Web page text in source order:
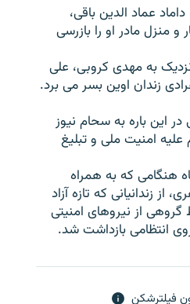
عماد الدين باقی،
منزل مادر او را بازرسی
به مهدی کروبی، علی
زندان اوين بسر می برد.
اين باره به سحام نيوز
امنيت ملی و تبليغ
هنگامی که به همراه
زندانيانی که تازه آزاد
از نيروهای امنيتی
انتظامی بازداشت شد.
فیلترشکن